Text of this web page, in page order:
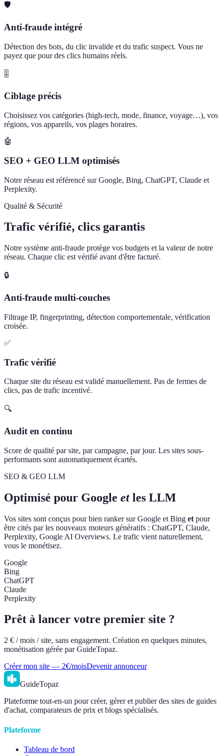
🛡️
Anti-fraude intégré
Détection des bots, du clic invalide et du trafic suspect. Vous ne
payez que pour des clics humains réels.
🎚️
Ciblage précis
Choisissez vos catégories (high-tech, mode, finance, voyage…), vos
régions, vos appareils, vos plages horaires.
🤖
SEO + GEO LLM optimisés
Notre réseau est référencé sur Google, Bing, ChatGPT, Claude et
Perplexity.
Qualité & Sécurité
Trafic vérifié, clics garantis
Notre système anti-fraude protège vos budgets et la valeur de notre
réseau. Chaque clic est vérifié avant d'être facturé.
🔒
Anti-fraude multi-couches
Filtrage IP, fingerprinting, détection comportementale, vérification
croisée.
✅
Trafic vérifié
Chaque site du réseau est validé manuellement. Pas de fermes de
clics, pas de trafic incentivé.
🔍
Audit en continu
Score de qualité par site, par campagne, par jour. Les sites sous-
performants sont automatiquement écartés.
SEO & GEO LLM
Optimisé pour Google et les LLM
Vos sites sont conçus pour bien ranker sur Google et Bing et pour
être cités par les nouveaux moteurs génératifs : ChatGPT, Claude,
Perplexity, Google AI Overviews. Le trafic vient naturellement,
vous le monétisez.
Google
Bing
ChatGPT
Claude
Perplexity
Prêt à lancer votre premier site ?
2 € / mois / site, sans engagement. Création en quelques minutes,
monétisation gérée par GuideTopaz.
Créer mon site — 2€/moisDevenir annonceur
GuideTopaz
Plateforme tout-en-un pour créer, gérer et publier des sites de guides
d'achat, comparateurs de prix et blogs spécialisés.
Plateforme
Tableau de bord